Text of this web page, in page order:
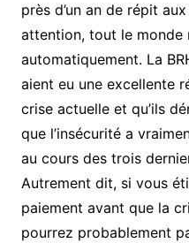
près d’un an de répit
attention, tout le monde
automatiquement. La
aient eu une excellente
crise actuelle et qu’ils
que l’insécurité a
au cours des trois
Autrement dit, si vous
paiement avant que la
pourrez probablement